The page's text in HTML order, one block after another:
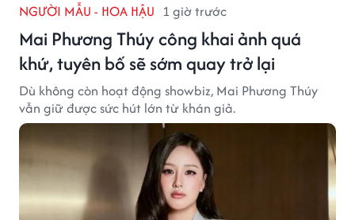
NGƯỜI MẪU - HOA HẬU 1 giờ trước
Mai Phương Thúy công khai ảnh quá
khứ, tuyên bố sẽ sớm quay trở lại
Dù không còn hoạt động showbiz, Mai Phương Thúy
vẫn giữ được sức hút lớn từ khán giả.